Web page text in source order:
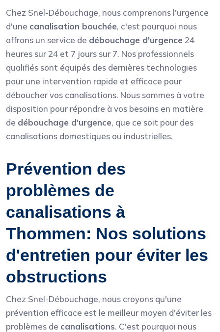
Chez Snel-Débouchage, nous comprenons l'urgence
d'une canalisation bouchée, c'est pourquoi nous
offrons un service de débouchage d'urgence 24
heures sur 24 et 7 jours sur 7. Nos professionnels
qualifiés sont équipés des dernières technologies
pour une intervention rapide et efficace pour
déboucher vos canalisations. Nous sommes à votre
disposition pour répondre à vos besoins en matière
de débouchage d'urgence, que ce soit pour des
canalisations domestiques ou industrielles.
Prévention des
problèmes de
canalisations à
Thommen: Nos solutions
d'entretien pour éviter les
obstructions
Chez Snel-Débouchage, nous croyons qu'une
prévention efficace est le meilleur moyen d'éviter les
problèmes de canalisations. C'est pourquoi nous